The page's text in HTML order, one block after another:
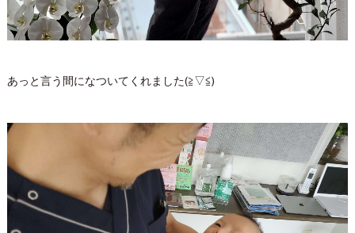
あっと言う間になついてくれました(≧▽≦)